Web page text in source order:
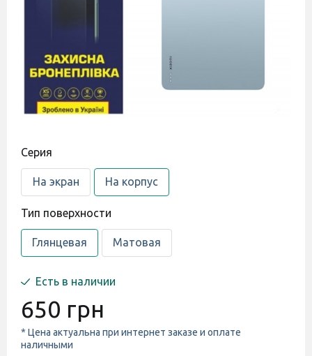
Cерия
На экран На корпус
Тип поверхности
Глянцевая Матовая
Есть в наличии
650 грн
* Цена актуальна при интернет заказе и оплате
наличными